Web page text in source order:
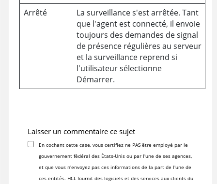
Arrêté
La surveillance s'est arrêtée. Tant
que l'agent est connecté, il envoie
toujours des demandes de signal
de présence régulières au serveur
et la surveillance reprend si
l'utilisateur sélectionne
Démarrer.
Laisser un commentaire ce sujet
En cochant cette case, vous certifiez ne PAS être employé par le
gouvernement fédéral des États-Unis ou par l'une de ses agences,
et que vous n'envoyez pas ces informations de la part de l'une de
ces entités. HCL fournit des logiciels et des services aux clients du